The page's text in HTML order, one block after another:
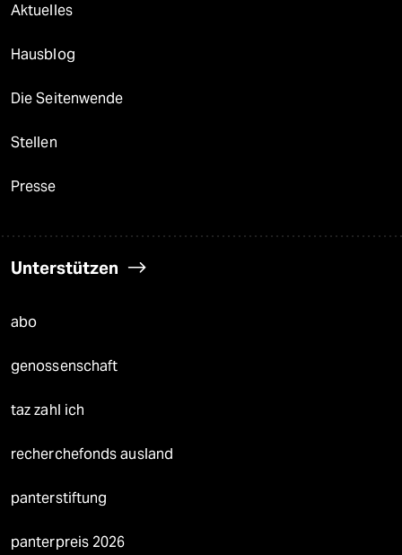
Aktuelles
Hausblog
Die Seitenwende
Stellen
Presse
Unterstützen
abo
genossenschaft
taz zahl ich
recherchefonds ausland
panterstiftung
panterpreis 2026